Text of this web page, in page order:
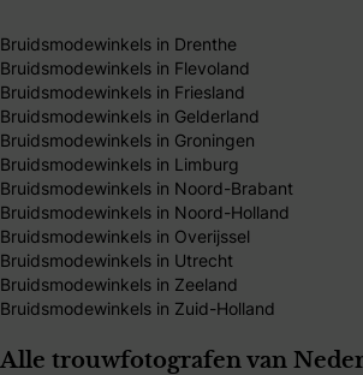
Bruidsmodewinkels in Drenthe
Bruidsmodewinkels in Flevoland
Bruidsmodewinkels in Friesland
Bruidsmodewinkels in Gelderland
Bruidsmodewinkels in Groningen
Bruidsmodewinkels in Limburg
Bruidsmodewinkels in Noord-Brabant
Bruidsmodewinkels in Noord-Holland
Bruidsmodewinkels in Overijssel
Bruidsmodewinkels in Utrecht
Bruidsmodewinkels in Zeeland
Bruidsmodewinkels in Zuid-Holland
Alle trouwfotografen van